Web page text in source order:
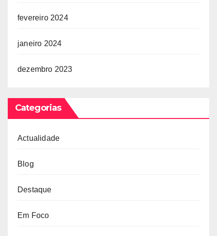
fevereiro 2024
janeiro 2024
dezembro 2023
Categorias
Actualidade
Blog
Destaque
Em Foco